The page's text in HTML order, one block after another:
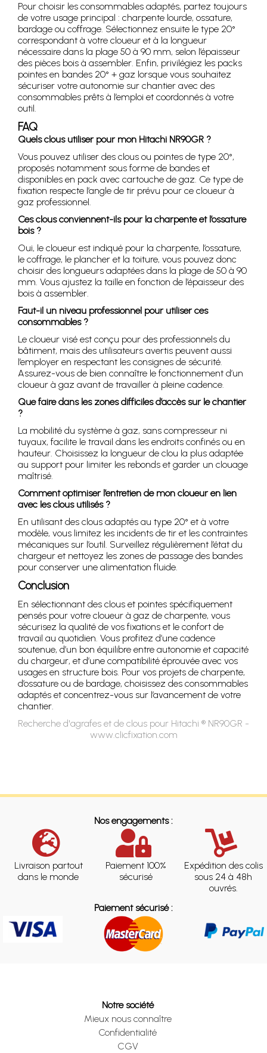
Pour choisir les consommables adaptés, partez toujours
de votre usage principal : charpente lourde, ossature,
bardage ou coffrage. Sélectionnez ensuite le type 20°
correspondant à votre cloueur et à la longueur
nécessaire dans la plage 50 à 90 mm, selon l’épaisseur
des pièces bois à assembler. Enfin, privilégiez les packs
pointes en bandes 20° + gaz lorsque vous souhaitez
sécuriser votre autonomie sur chantier avec des
consommables prêts à l’emploi et coordonnés à votre
outil.
FAQ
Quels clous utiliser pour mon Hitachi NR90GR ?
Vous pouvez utiliser des clous ou pointes de type 20°,
proposés notamment sous forme de bandes et
disponibles en pack avec cartouche de gaz. Ce type de
fixation respecte l’angle de tir prévu pour ce cloueur à
gaz professionnel.
Ces clous conviennent-ils pour la charpente et l’ossature
bois ?
Oui, le cloueur est indiqué pour la charpente, l’ossature,
le coffrage, le plancher et la toiture, vous pouvez donc
choisir des longueurs adaptées dans la plage de 50 à 90
mm. Vous ajustez la taille en fonction de l’épaisseur des
bois à assembler.
Faut-il un niveau professionnel pour utiliser ces
consommables ?
Le cloueur visé est conçu pour des professionnels du
bâtiment, mais des utilisateurs avertis peuvent aussi
l’employer en respectant les consignes de sécurité.
Assurez-vous de bien connaître le fonctionnement d’un
cloueur à gaz avant de travailler à pleine cadence.
Que faire dans les zones difficiles d’accès sur le chantier
?
La mobilité du système à gaz, sans compresseur ni
tuyaux, facilite le travail dans les endroits confinés ou en
hauteur. Choisissez la longueur de clou la plus adaptée
au support pour limiter les rebonds et garder un clouage
maîtrisé.
Comment optimiser l’entretien de mon cloueur en lien
avec les clous utilisés ?
En utilisant des clous adaptés au type 20° et à votre
modèle, vous limitez les incidents de tir et les contraintes
mécaniques sur l’outil. Surveillez régulièrement l’état du
chargeur et nettoyez les zones de passage des bandes
pour conserver une alimentation fluide.
Conclusion
En sélectionnant des clous et pointes spécifiquement
pensés pour votre cloueur à gaz de charpente, vous
sécurisez la qualité de vos fixations et le confort de
travail au quotidien. Vous profitez d’une cadence
soutenue, d’un bon équilibre entre autonomie et capacité
du chargeur, et d’une compatibilité éprouvée avec vos
usages en structure bois. Pour vos projets de charpente,
d’ossature ou de bardage, choisissez des consommables
adaptés et concentrez-vous sur l’avancement de votre
chantier.
Recherche d'agrafes et de clous pour Hitachi ® NR90GR -
www.clicfixation.com
Nos engagements :
Livraison partout
dans le monde
Paiement 100%
sécurisé
Expédition des colis
sous 24 à 48h
ouvrés.
Paiement sécurisé :
Notre société
Mieux nous connaître
Confidentialité
CGV